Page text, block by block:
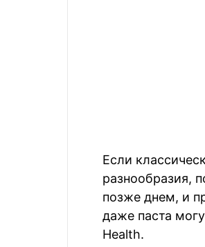
Если
разнообразия,
позже днем, и
даже паста
Health.